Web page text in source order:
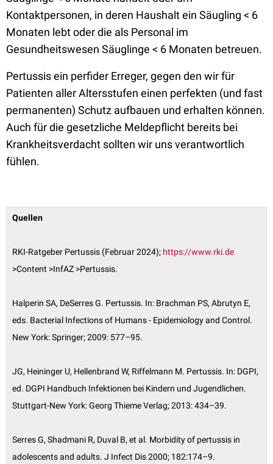
Kontaktpersonen, in deren Haushalt ein Säugling < 6
Monaten lebt oder die als Personal im
Gesundheitswesen Säuglinge < 6 Monaten betreuen.
Pertussis ein perfider Erreger, gegen den wir für
Patienten aller Altersstufen einen perfekten (und fast
permanenten) Schutz aufbauen und erhalten können.
Auch für die gesetzliche Meldepflicht bereits bei
Krankheitsverdacht sollten wir uns verantwortlich
fühlen.
Quellen
RKI-Ratgeber Pertussis (Februar 2024); https://www.rki.de
>Content >InfAZ >Pertussis.
Halperin SA, DeSerres G. Pertussis. In: Brachman PS, Abrutyn E,
eds. Bacterial Infections of Humans - Epidemiology and Control.
New York: Springer; 2009: 577–95.
JG, Heininger U, Hellenbrand W, Riffelmann M. Pertussis. In: DGPI,
ed. DGPI Handbuch Infektionen bei Kindern und Jugendlichen.
Stuttgart-New York: Georg Thieme Verlag; 2013: 434–39.
Serres G, Shadmani R, Duval B, et al. Morbidity of pertussis in
adolescents and adults. J Infect Dis 2000; 182:174–9.